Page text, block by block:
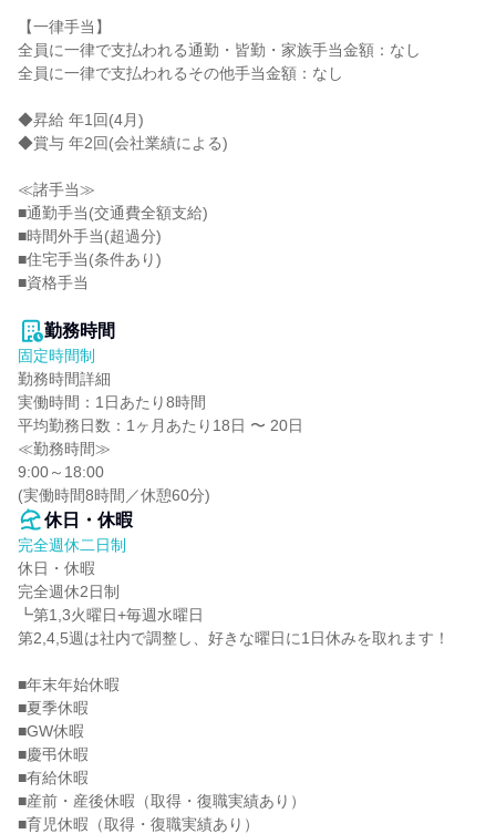
【一律手当】
全員に一律で支払われる通勤・皆勤・家族手当金額：なし
全員に一律で支払われるその他手当金額：なし
◆昇給 年1回(4月)
◆賞与 年2回(会社業績による)
≪諸手当≫
■通勤手当(交通費全額支給)
■時間外手当(超過分)
■住宅手当(条件あり)
■資格手当
勤務時間
固定時間制
勤務時間詳細
実働時間：1日あたり8時間
平均勤務日数：1ヶ月あたり18日 〜 20日
≪勤務時間≫
9:00～18:00
(実働時間8時間／休憩60分)
休日・休暇
完全週休二日制
休日・休暇
完全週休2日制
┗第1,3火曜日+毎週水曜日
第2,4,5週は社内で調整し、好きな曜日に1日休みを取れます！
■年末年始休暇
■夏季休暇
■GW休暇
■慶弔休暇
■有給休暇
■産前・産後休暇（取得・復職実績あり）
■育児休暇（取得・復職実績あり）